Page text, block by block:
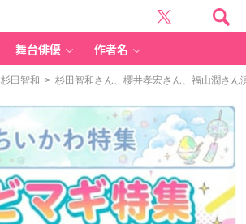
舞台俳優 作者名
杉田智和 > 杉田智和さん、櫻井孝宏さん、福山潤さん